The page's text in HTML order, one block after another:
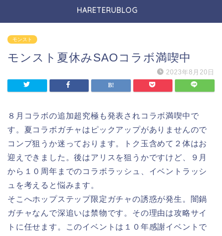
HARETERUBLOG
モンスト
モンスト夏休みSAOコラボ満喫中
2023年8月20日
８月コラボの追加超究極も発表されコラボ満喫中で
す。夏コラボガチャはピックアップがありませんので
コンプ狙うか迷っております。トク玉含めて２体はお
迎えできました。後はアリスを狙うかですけど、９月
から１０周年までのコラボラッシュ、イベントラッシ
ュを考えると悩みます。
そこへホップステップ限定ガチャの誘惑が発生。闇鍋
ガチャなんで深追いは禁物です。その理由は攻略サイ
トに任せます。このイベントは１０年感謝イベントで